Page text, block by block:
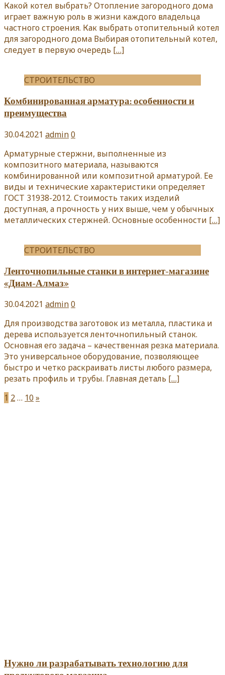
Какой котел выбрать? Отопление загородного дома
играет важную роль в жизни каждого владельца
частного строения. Как выбрать отопительный котел
для загородного дома Выбирая отопительный котел,
следует в первую очередь […]
СТРОИТЕЛЬСТВО
Комбинированная арматура: особенности и
преимущества
30.04.2021 admin0
Арматурные стержни, выполненные из
композитного материала, называются
комбинированной или композитной арматурой. Ее
виды и технические характеристики определяет
ГОСТ 31938-2012. Стоимость таких изделий
доступная, а прочность у них выше, чем у обычных
металлических стержней. Основные особенности […]
СТРОИТЕЛЬСТВО
Ленточнопильные станки в интернет-магазине
«Диам-Алмаз»
30.04.2021 admin0
Для производства заготовок из металла, пластика и
дерева используется ленточнопильный станок.
Основная его задача – качественная резка материала.
Это универсальное оборудование, позволяющее
быстро и четко раскраивать листы любого размера,
резать профиль и трубы. Главная деталь […]
Пагинация
1 2… 10 »
Нужно ли разрабатывать технологию для